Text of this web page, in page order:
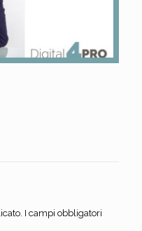
I campi obbligatori